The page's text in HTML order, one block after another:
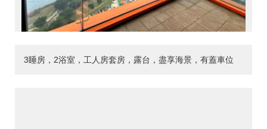
3睡房，2浴室，工人房套房，露台，盡享海景，有蓋車位